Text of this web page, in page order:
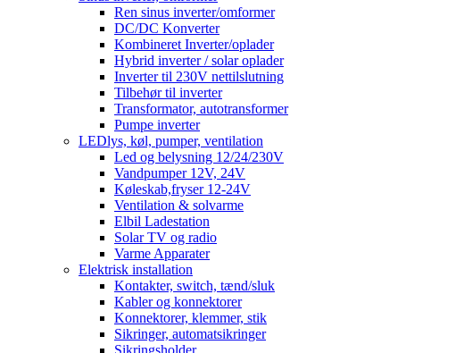
Ren sinus inverter/omformer
DC/DC Konverter
Kombineret Inverter/oplader
Hybrid inverter / solar oplader
Inverter til 230V nettilslutning
Tilbehør til inverter
Transformator, autotransformer
Pumpe inverter
LEDlys, køl, pumper, ventilation
Led og belysning 12/24/230V
Vandpumper 12V, 24V
Køleskab,fryser 12-24V
Ventilation & solvarme
Elbil Ladestation
Solar TV og radio
Varme Apparater
Elektrisk installation
Kontakter, switch, tænd/sluk
Kabler og konnektorer
Konnektorer, klemmer, stik
Sikringer, automatsikringer